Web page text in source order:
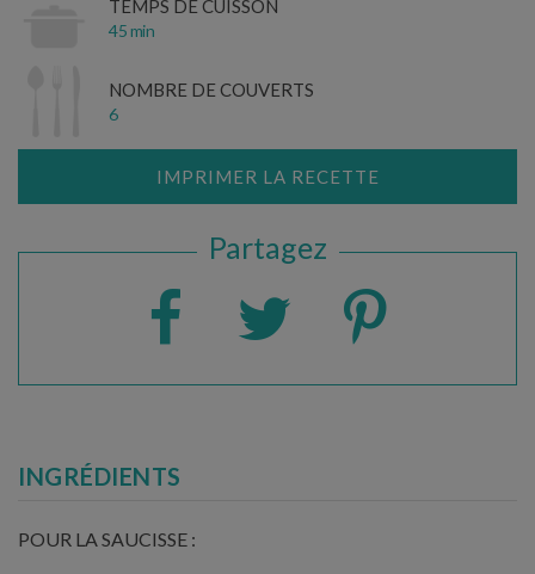
TEMPS DE CUISSON
45 min
NOMBRE DE COUVERTS
6
IMPRIMER LA RECETTE
Partagez
INGRÉDIENTS
POUR LA SAUCISSE :